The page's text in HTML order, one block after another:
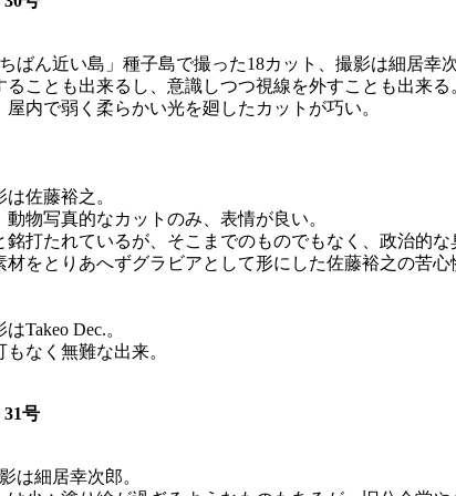
ばん近い島」種子島で撮った18カット、撮影は細居
ことも出来るし、意識しつつ視線を外すことも出来る
内で弱く柔らかい光を廻したカットが巧い。
佐藤裕之。
物写真的なカットのみ、表情が良い。
銘打たれているが、そこまでのものでもなく、政治的な
をとりあへずグラビアとして形にした佐藤裕之の苦心
Takeo Dec.。
なく無難な出来。
号
は細居幸次郎。